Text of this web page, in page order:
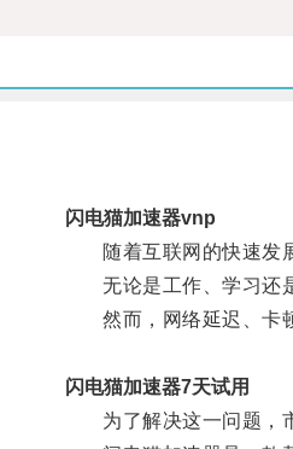
闪电猫加速器vnp
随着互联网的快速发展
无论是工作、学习还是
然而，网络延迟、卡顿
闪电猫加速器7天试用
为了解决这一问题，市